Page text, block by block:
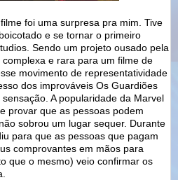
foi uma surpresa pra mim. Tive
e se tornar o primeiro
Sendo um projeto ousado pela
e rara para um filme de
movimento de representatividade
dos improváveis Os Guardiões
A popularidade da Marvel
provar que as pessoas podem
sobrou um lugar sequer. Durante
para que as pessoas que pagam
comprovantes em mãos para
que o mesmo) veio confirmar os